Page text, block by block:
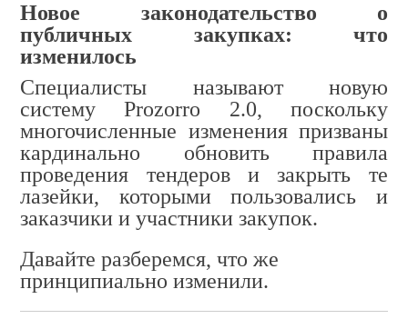
Новое законодательство о
публичных закупках: что
изменилось
Специалисты называют новую
систему Prozorro 2.0, поскольку
многочисленные изменения призваны
кардинально обновить правила
проведения тендеров и закрыть те
лазейки, которыми пользовались и
заказчики и участники закупок.
Давайте разберемся, что же
принципиально изменили.